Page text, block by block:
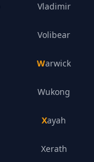
Vladimir
Volibear
Warwick
Wukong
Xayah
Xerath